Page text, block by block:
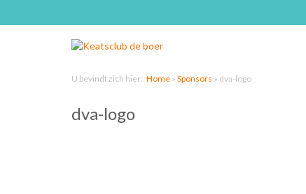
U bevindt zich hier: Home » Sponsors » dva-logo
dva-logo